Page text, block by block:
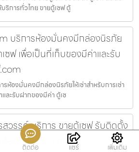
ริการทั่วไทย ขายตู้เซฟ ตู้
บริการห้องมั่นคงมีกล่องนิรภัย
เซฟ เพื่อเป็นที่เก็บของมีค่าและรับ
ห้องมั่นคงมีกล่องนิรภัยให้เช่าสำหรับการเช่า
ละรับฝากของมีค่า ตู้เซ
วรรค์ บริการ ขายตู้เซฟ รับติดตั้ง
ออาชีพ ราคาถูก
ติดต่อ แชร์ เพิ่มเติม